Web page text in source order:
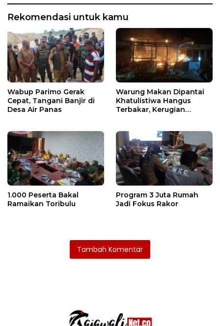
Rekomendasi untuk kamu
Wabup Parimo Gerak
Cepat, Tangani Banjir di
Desa Air Panas
Warung Makan Dipantai
Khatulistiwa Hangus
Terbakar, Kerugian
1.000 Peserta Bakal
Ramaikan Toribulu
Program 3 Juta Rumah
Jadi Fokus Rakor
Tambah Komentar